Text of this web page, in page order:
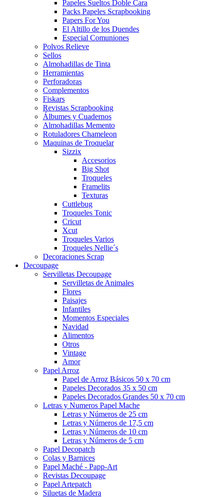
Papeles Sueltos Doble Cara
Packs Papeles Scrapbooking
Papers For You
El Altillo de los Duendes
Especial Comuniones
Polvos Relieve
Sellos
Almohadillas de Tinta
Herramientas
Perforadoras
Complementos
Fiskars
Revistas Scrapbooking
Álbumes y Cuadernos
Almohadillas Memento
Rotuladores Chameleon
Maquinas de Troquelar
Sizzix
Accesorios
Big Shot
Troqueles
Framelits
Texturas
Cuttlebug
Troqueles Tonic
Cricut
Xcut
Troqueles Varios
Troqueles Nellie´s
Decoraciones Scrap
Decoupage
Servilletas Decoupage
Servilletas de Animales
Flores
Paisajes
Infantiles
Momentos Especiales
Navidad
Alimentos
Otros
Vintage
Amor
Papel Arroz
Papel de Arroz Básicos 50 x 70 cm
Papeles Decorados 35 x 50 cm
Papeles Decorados Grandes 50 x 70 cm
Letras y Numeros Papel Mache
Letras y Números de 25 cm
Letras y Números de 17,5 cm
Letras y Números de 10 cm
Letras y Números de 5 cm
Papel Decopatch
Colas y Barnices
Papel Maché - Papp-Art
Revistas Decoupage
Papel Artepatch
Siluetas de Madera